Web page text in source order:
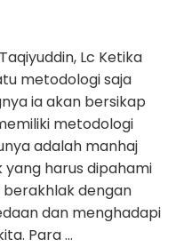
Lc Ketika
metodologi saja
ia akan bersikap
metodologi
adalah manhaj
harus dipahami
dengan
dan menghadapi
Para …